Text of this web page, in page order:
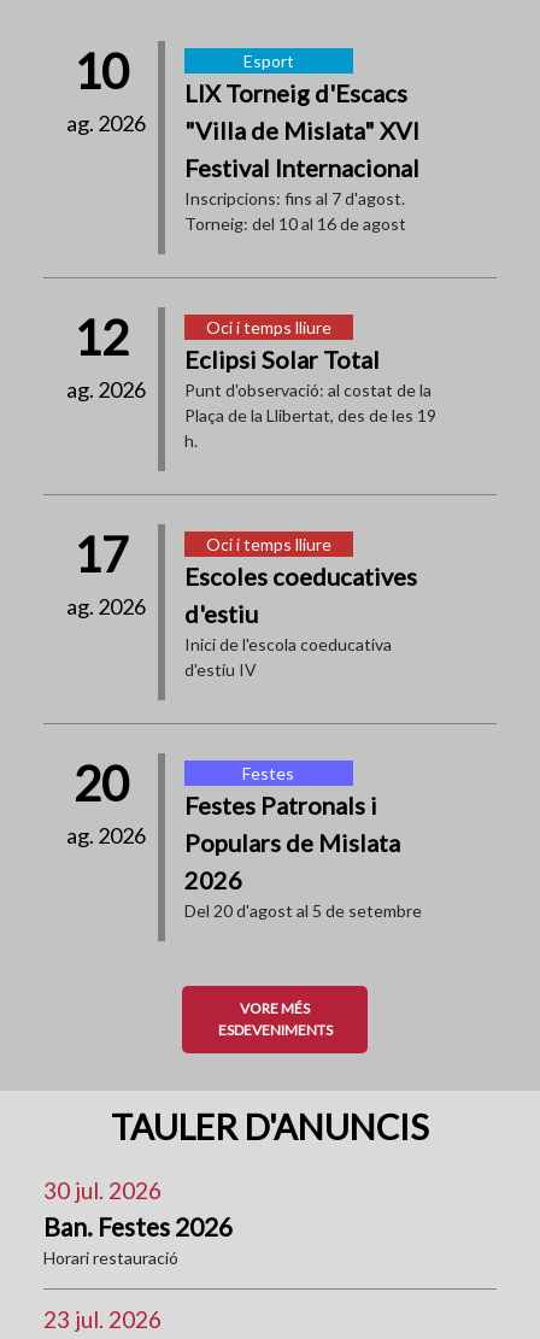
10
ag. 2026
Esport
LIX Torneig d'Escacs
"Villa de Mislata" XVI
Festival Internacional
Inscripcions: fins al 7 d'agost.
Torneig: del 10 al 16 de agost
12
ag. 2026
Oci i temps lliure
Eclipsi Solar Total
Punt d'observació: al costat de la
Plaça de la Llibertat, des de les 19
h.
17
ag. 2026
Oci i temps lliure
Escoles coeducatives
d'estiu
Inici de l'escola coeducativa
d'estiu IV
20
ag. 2026
Festes
Festes Patronals i
Populars de Mislata
2026
Del 20 d'agost al 5 de setembre
VORE MÉS
ESDEVENIMENTS
TAULER D'ANUNCIS
30 jul. 2026
Ban. Festes 2026
Horari restauració
23 jul. 2026